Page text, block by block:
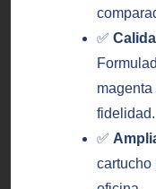
✅
fidelidad.
✅
cartucho